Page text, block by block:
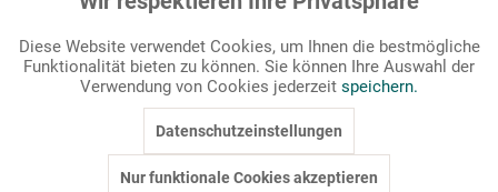
Passende Stichworte
Bibel, Gesellschaft/Politik
zuerst Ihr Produktformat aus.
z.B. Farbe-Grafik, Schwarz-Weiß-Grafik, mit/ohne Text ...
Funktionale
Marketing Inaktiv
Diese Website verwendet Cookies, um Ihnen die bestmögliche
Funktionalität bieten zu können. Sie können Ihre Auswahl der
Verwendung von Cookies jederzeit speichern.
Datenschutzeinstellungen
Nur funktionale Cookies akzeptieren